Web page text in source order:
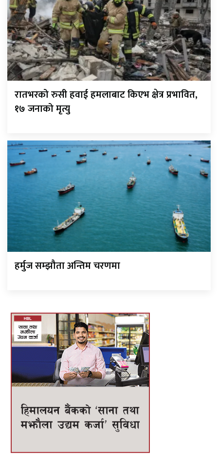
रातभरको रुसी हवाई हमलाबाट किएभ क्षेत्र प्रभावित,
१७ जनाको मृत्यु
हर्मुज सम्झौता अन्तिम चरणमा